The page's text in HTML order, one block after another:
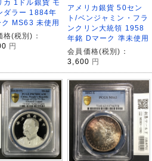
カ 1ドル銀貨 モ
ダラー 1884年
ク MS63 未使用
格(税別)：
円
アメリカ銀貨 50セン
ト/ベンジャミン・フラ
ンクリン大統領 1958
年銘 Dマーク 準未使用
会員価格(税別)：
3,600 円